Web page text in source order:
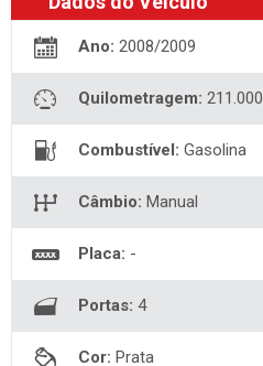
Ano: 2008/2009
Quilometragem: 211.000
Combustível: Gasolina
Câmbio: Manual
Placa: -
Portas: 4
Cor: Prata